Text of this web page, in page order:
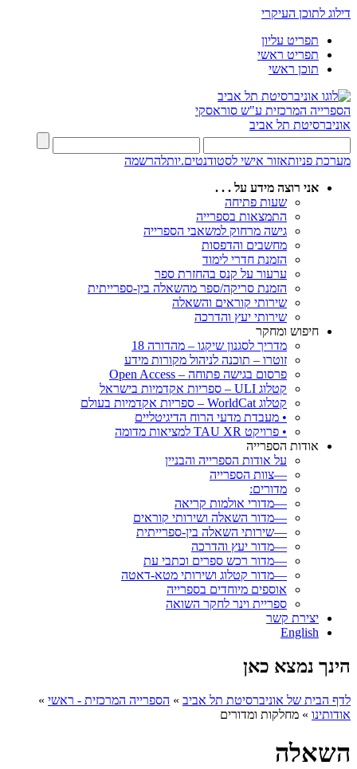
דילוג לתוכן העיקרי
תפריט עליון
תפריט ראשי
תוכן ראשי
הספרייה המרכזית ע"ש סוראסקי
אוניברסיטת תל אביב
מערכת פניותאזור אישי לסטודנטים.יותלהרשמה
אני רוצה מידע על . . .
שעות פתיחה
התמצאות בספרייה
גישה מרחוק למשאבי הספרייה
מחשבים והדפסות
הזמנת חדרי לימוד
ערעור על קנס בהחזרת ספר
הזמנת סריקה/ספר מהשאלה בין-ספרייתית
שירותי קוראים והשאלה
שירותי יעץ והדרכה
חיפוש ומחקר
מדריך לסגנון שיקגו – מהדורה 18
זוטרו – תוכנה לניהול מקורות מידע
פרסום בגישה פתוחה – Open Access
קטלוג ULI – ספריות אקדמיות בישראל
קטלוג WorldCat – ספריות אקדמיות בעולם
• מעבדת מדעי הרוח הדיגיטליים
• פרויקט TAU XR למציאות מדומה
אודות הספרייה
על אודות הספרייה והבניין
—צוות הספרייה
מדורים:
—מדורי אולמות קריאה
—מדור השאלה ושירותי קוראים
—שירותי השאלה בין-ספרייתית
—מדור יעץ והדרכה
—מדור רכש ספרים וכתבי עת
—מדור קטלוג ושירותי מטא-דאטה
אוספים מיוחדים בספרייה
ספריית וינר לחקר השואה
יצירת קשר
English
הינך נמצא כאן
לדף הבית של אוניברסיטת תל אביב » הספרייה המרכזית - ראשי »
אודותינו » מחלקות ומדורים
השאלה